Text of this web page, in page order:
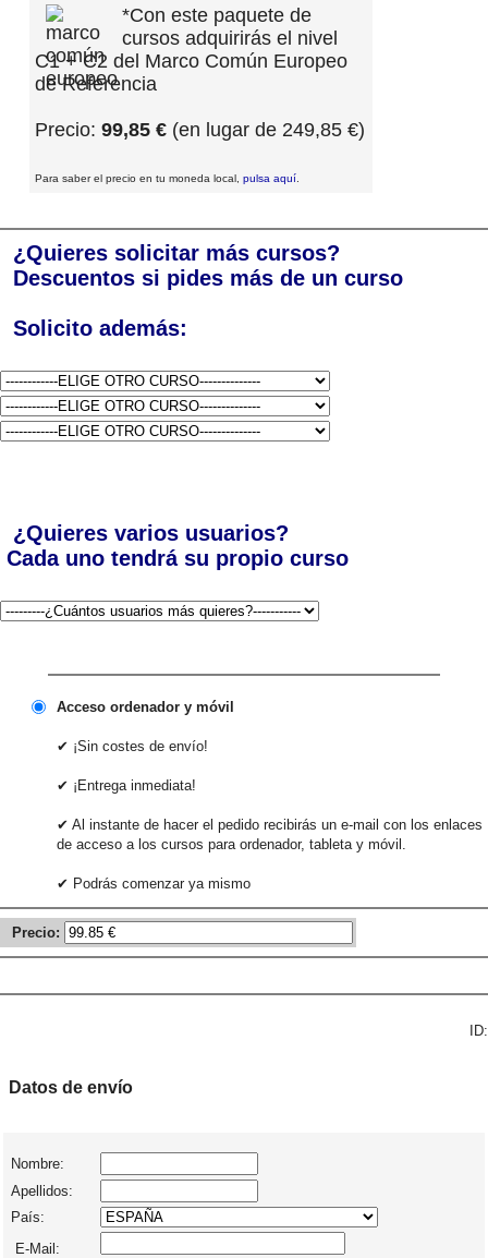
*Con este paquete de
cursos adquirirás el nivel
C1 + C2 del Marco Común Europeo
de Referencia
Precio: 99,85 € (en lugar de 249,85 €)
Para saber el precio en tu moneda local, pulsa aquí
¿Quieres solicitar más cursos?
Descuentos si pides más de un curso
Solicito además:
¿Quieres varios usuarios?
Cada uno tendrá su propio curso
Acceso ordenador y móvil
✔ ¡Sin costes de envío!
✔ ¡Entrega inmediata!
✔ Al instante de hacer el pedido recibirás un e-mail con los enlaces
de acceso a los cursos para ordenador, tableta y móvil.
✔ Podrás comenzar ya mismo
Precio:
ID:
Datos de envío
Nombre:
Apellidos:
País:
E-Mail: